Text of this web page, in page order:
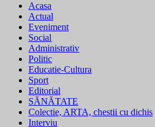
Acasa
Actual
Eveniment
Social
Administrativ
Politic
Educatie-Cultura
Sport
Editorial
SĂNĂTATE
Colectie, ARTA, chestii cu dichis
Interviu